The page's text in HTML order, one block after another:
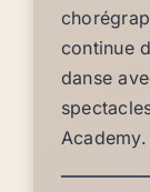
continue
danse
Academy.